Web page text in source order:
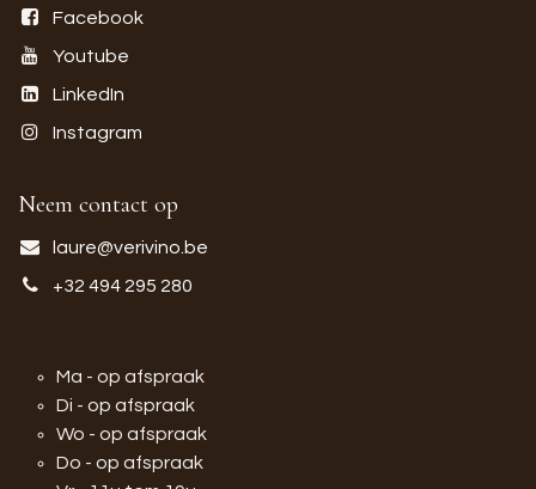
Facebook
Youtube
LinkedIn
Instagram
Neem contact op
laure@verivino.be
+32 494 295 280
Ma - op afspraak
Di - op afspraak
Wo - op afspraak
Do - op afspraak